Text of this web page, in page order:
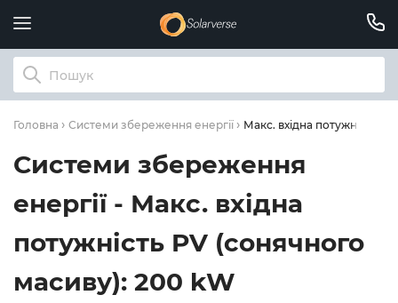
Головна Системи збереження енергії Макс. вхідна потужність
Системи збереження
енергії - Макс. вхідна
потужність PV (сонячного
масиву): 200 kW